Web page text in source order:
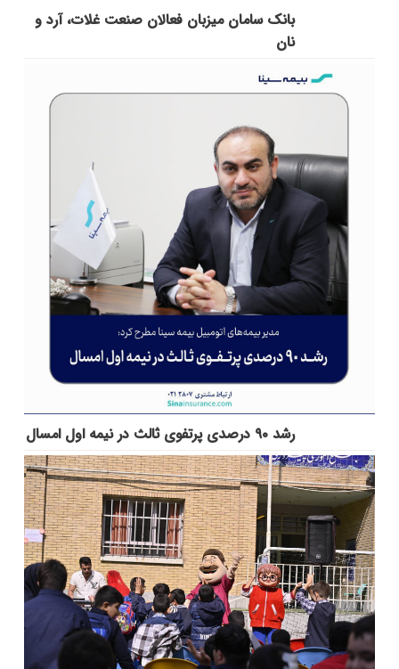
بانک سامان میزبان فعالان صنعت غلات، آرد و
نان
رشد ۹۰ درصدی پرتفوی ثالث در نیمه اول امسال